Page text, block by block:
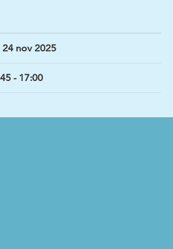
24 nov 2025
- 17:00